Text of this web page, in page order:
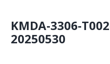
KMDA-3306-
20250530